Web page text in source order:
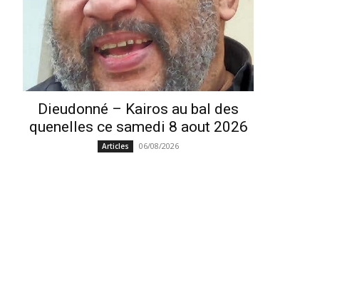
Dieudonné – Kairos au bal des
quenelles ce samedi 8 aout 2026
Articles 06/08/2026